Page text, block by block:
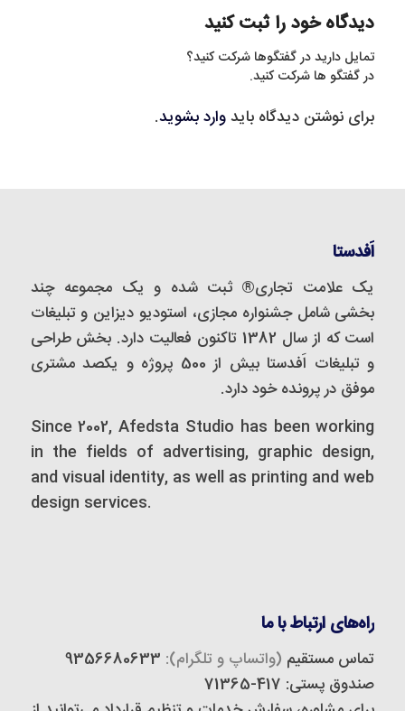
دیدگاه خود را ثبت کنید
تمایل دارید در گفتگوها شرکت کنید؟
در گفتگو ها شرکت کنید.
برای نوشتن دیدگاه بایدوارد بشوید.
اَفدستا
یک علامت تجاری® ثبت شده و یک مجموعه‌ چند
بخشی شامل جشنواره مجازی، استودیو دیزاین و تبلیغات
است که از سال 1382 تاکنون فعالیت دارد. بخش طراحی
و تبلیغات اَفدستا بیش از 500 پروژه و یکصد مشتری
موفق در پرونده خود دارد.
Since 2002, Afedsta Studio has been working
in the fields of advertising, graphic design,
and visual identity, as well as printing and web
design services.
راه‌های ارتباط با ما
تماس مستقیم (واتساپ و تلگرام):
صندوق پستی: 417-71365